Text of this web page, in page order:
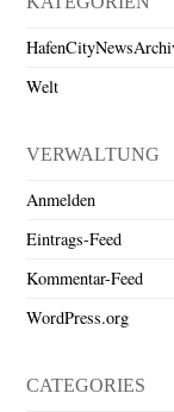
Welt
VERWALTUNG
Anmelden
Eintrags-Feed
Kommentar-Feed
WordPress.org
CATEGORIES